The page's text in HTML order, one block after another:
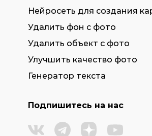
Нейросеть для создания
Удалить фон с фото
Удалить объект с фото
Улучшить качество фото
Генератор текста
Подпишитесь на нас